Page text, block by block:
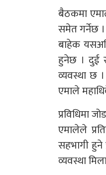
बैठकमा
समेत गर्नेछ ।
बाहेक
हुनेछ । दुई
व्यवस्था छ
एमाले
प्रविधिमा जोड
एमालेले
सहभागी हुने
व्यवस्था